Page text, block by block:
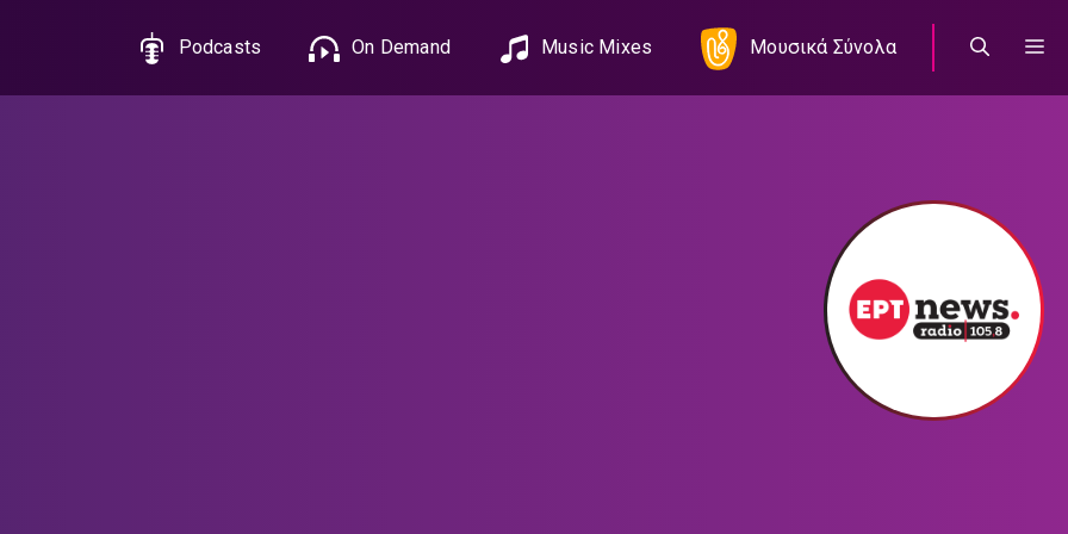
Podcasts On Demand Music Mixes Μουσικά Σύνολα